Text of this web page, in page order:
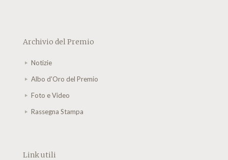
Archivio del Premio
Notizie
Albo d'Oro del Premio
Foto e Video
Rassegna Stampa
Link utili